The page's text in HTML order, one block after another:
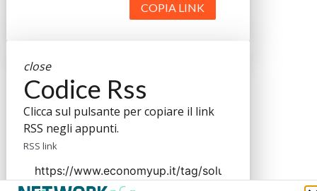
COPIA LINK
close
Codice Rss
Clicca sul pulsante per copiare il link
RSS negli appunti.
RSS link